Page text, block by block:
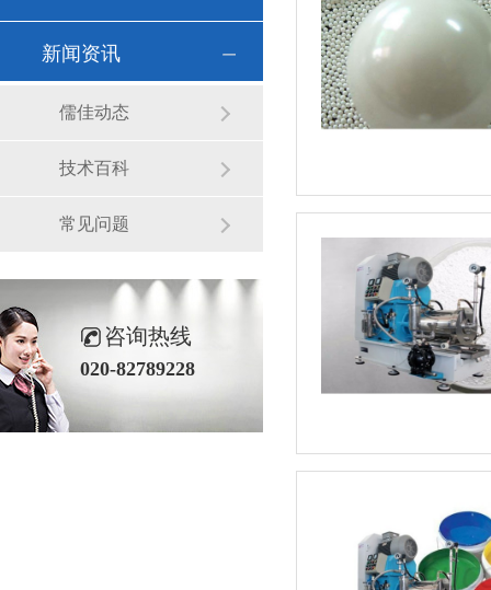
新闻资讯
儒佳动态
技术百科
常见问题
咨询热线
020-82789228